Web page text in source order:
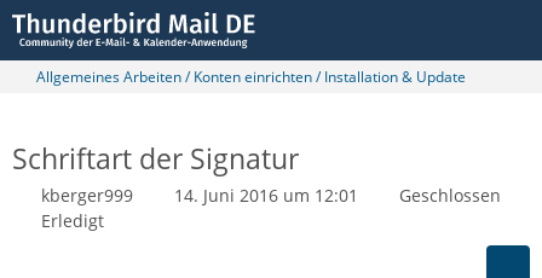
Allgemeines Arbeiten / Konten einrichten / Installation & Update
Schriftart der Signatur
kberger999 14. Juni 2016 um 12:01
Geschlossen
Erledigt